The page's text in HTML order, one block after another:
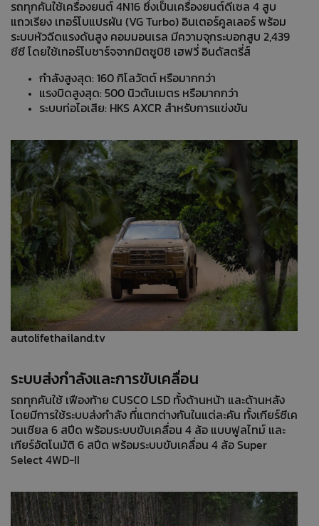
รถทุกคันใช้เครื่องยนต์ 4N16 ซึ่งเป็นเครื่องยนต์ดีเซล 4 สูบ
แถวเรียง เทอร์โบแปรผัน (VG Turbo) อินเตอร์คูลเลอร์ พร้อม
ระบบหัวฉีดแรงดันสูง คอมมอนเรล มีความจุกระบอกสูบ 2,439
ซีซี โดยใช้เทอร์โบชาร์จจากมิตซูบิชิ เฮฟวี่ อินดัสตรี่ส์
กำลังสูงสุด: 160 กิโลวัตต์ หรือมากกว่า
แรงบิดสูงสุด: 500 นิวตันเมตร หรือมากกว่า
ระบบท่อไอเสีย: HKS AXCR สำหรับการแข่งขัน
autolifethailand.tv
ระบบส่งกำลังและการขับเคลื่อน
รถทุกคันใช้ เฟืองท้าย CUSCO LSD ทั้งด้านหน้า และด้านหลัง
โดยมีการใช้ระบบส่งกำลัง ที่แตกต่างกันในแต่ละคัน ทั้งเกียร์ซีเค
วนเชียล 6 สปีด พร้อมระบบขับเคลื่อน 4 ล้อ แบบฟูลไทม์ และ
เกียร์อัตโนมัติ 6 สปีด พร้อมระบบขับเคลื่อน 4 ล้อ Super
Select 4WD-II